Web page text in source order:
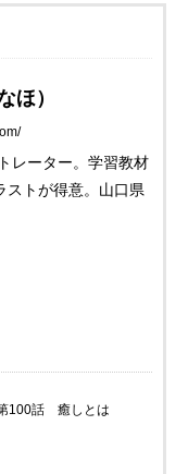
ほ）
レーター。学習教材
ストが得意。山口県
100話 癒しとは